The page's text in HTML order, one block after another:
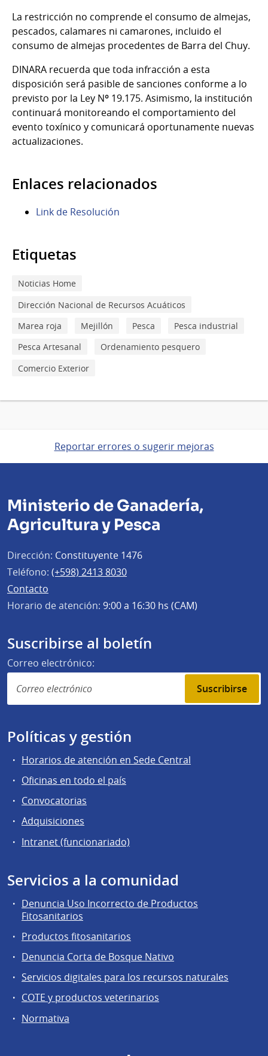
La restricción no comprende el consumo de almejas,
pescados, calamares ni camarones, incluido el
consumo de almejas procedentes de Barra del Chuy.
DINARA recuerda que toda infracción a esta
disposición será pasible de sanciones conforme a lo
previsto por la Ley Nº 19.175. Asimismo, la institución
continuará monitoreando el comportamiento del
evento toxínico y comunicará oportunamente nuevas
actualizaciones.
Enlaces relacionados
Link de Resolución
Etiquetas
Noticias Home
Dirección Nacional de Recursos Acuáticos
Marea roja
Mejillón Pesca
Pesca industrial
Pesca Artesanal
Ordenamiento pesquero
Comercio Exterior
Reportar errores o sugerir mejoras
Ministerio de Ganadería,
Agricultura y Pesca
Dirección: Constituyente 1476
Teléfono: (+598) 2413 8030
Contacto
Horario de atención: 9:00 a 16:30 hs (CAM)
Suscribirse al boletín
Correo electrónico:
Suscribirse
Políticas y gestión
Horarios de atención en Sede Central
Oficinas en todo el país
Convocatorias
Adquisiciones
Intranet (funcionariado)
Servicios a la comunidad
Denuncia Uso Incorrecto de Productos
Fitosanitarios
Productos fitosanitarios
Denuncia Corta de Bosque Nativo
Servicios digitales para los recursos naturales
COTE y productos veterinarios
Normativa